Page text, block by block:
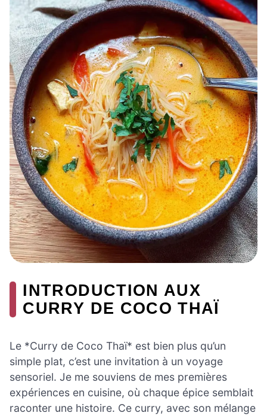
INTRODUCTION AUX
CURRY DE COCO THAÏ
Le *Curry de Coco Thaï* est bien plus qu’un
simple plat, c’est une invitation à un voyage
sensoriel. Je me souviens de mes premières
expériences en cuisine, où chaque épice semblait
raconter une histoire. Ce curry, avec son mélange